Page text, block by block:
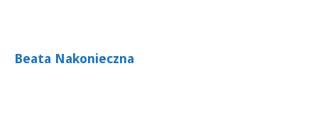
Beata Nakonieczna